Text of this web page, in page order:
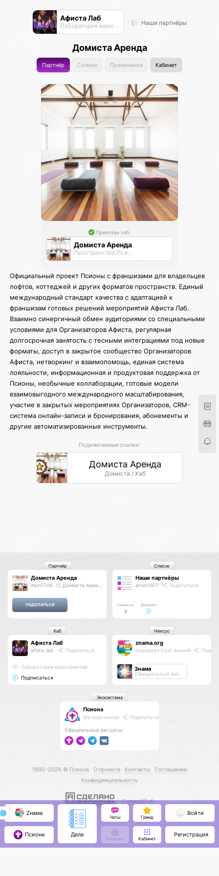
Афиста Лаб
Лаборатория мероприятий Наши партнёры
Домиста Аренда
Партнёр Солики Применения Кабинет
Привязан хаб:
Домиста Аренда
Пространства Псионы для работы и отдыха
Официальный проект Псионы с франшизами для владельцев
лофтов, коттеджей и других форматов пространств. Единый
международный стандарт качества с адаптацией к
франшизам готовых решений мероприятий Афиста Лаб.
Взаимно синергичный обмен аудиториями со специальными
условиями для Организаторов Афиста, регулярная
долгосрочная занятость с тесными интеграциями под новые
форматы, доступ в закрытое сообщество Организаторов
Афиста, нетворкинг и взаимопомощь, единая система
лояльности, информационная и продуктовая поддержка от
Псионы, необычные коллаборации, готовые модели
взаимовыгодного международного масштабирования,
участие в закрытых мероприятиях Организаторов, CRM-
система онлайн-записи и бронирования, абонементы и
другие автоматизированные инструменты.
Подключенные ссылки:
Домиста Аренда
Домиста / Хаб
Домиста Аренда
item1709 Домиста Аренда
Партнёр
Наши партнёры
atom1477 Поделиться
Элементы
3
Добавить
Список
Афиста Лаб
afista_lab Поделиться
Лаборатория мероприятий
Подписаться
Хаб
znama.org
Народная база знаний
Знама
Официальный хаб
Нексус
Псиона
Метаорганизм Поделиться
Официальные ресурсы:
Экосистема
1995–2026 © Псиона О проекте Контакты
Соглашение
Конфиденциальность
С нами КО 🕉️
Zнама
Псиона Дела
Чаты Гринд
Кошелёк Кабинет
Войти
Регистрация